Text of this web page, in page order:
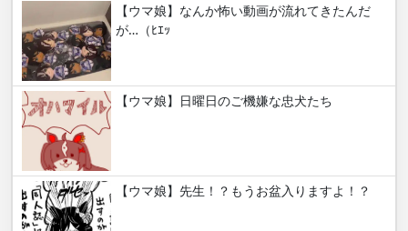
【ウマ娘】なんか怖い動画が流れてきたんだ
が…（ﾋｴｯ
【ウマ娘】日曜日のご機嫌な忠犬たち
【ウマ娘】先生！？もうお盆入りますよ！？